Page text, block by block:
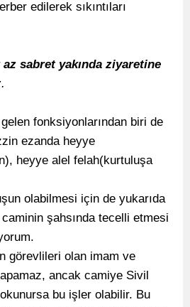
edilerek sıkıntıları
sabret yakında ziyaretine
fonksiyonlarından biri de
ezanda heyye
heyye alel felah(kurtuluşa
olabilmesi için de yukarıda
caminin şahsında tecelli etmesi
görevlileri olan imam ve
ancak camiye Sivil
bu işler olabilir. Bu